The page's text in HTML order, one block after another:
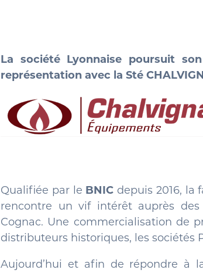
La société Lyonnaise poursuit
représentation avec la Sté
Qualifiée par le BNIC depuis 2016, la
rencontre un vif intérêt auprès des
Cognac. Une commercialisation de
distributeurs historiques, les sociétés
Aujourd’hui et afin de répondre à